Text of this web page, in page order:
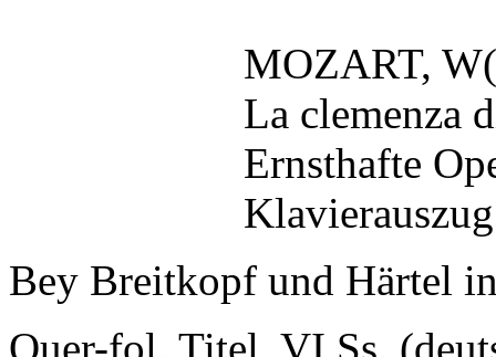
MOZART,
La clemenza
Ernsthafte
Bey Breitkopf und Härtel
Quer-fol. Titel, VI Ss.